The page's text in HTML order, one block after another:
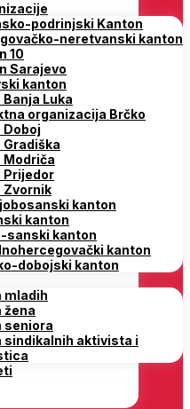
podrinjski Kanton
neretvanski kanton
10
Sarajevo
kanton
Banja Luka
organizacija Brčko
Doboj
Gradiška
Modriča
Prijedor
Zvornik
kanton
kanton
sanski kanton
kanton
dobojski kanton
mladih
žena
seniora
sindikalnih aktivista i